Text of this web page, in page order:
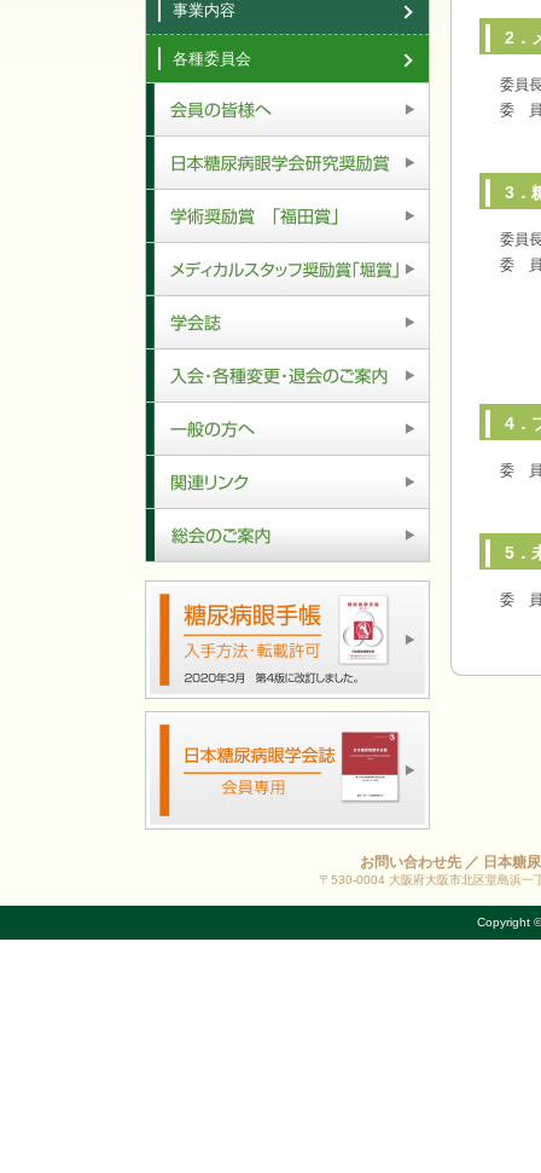
事業内容
各種委員会
糖尿病眼手帳 入手方法・転載許可
2．
委員
委
3．
委員
委
4．
委
5．
委
お問い合わせ先 ／ 日本糖
〒530-0004 大阪府大阪市北区堂島浜
Copyright